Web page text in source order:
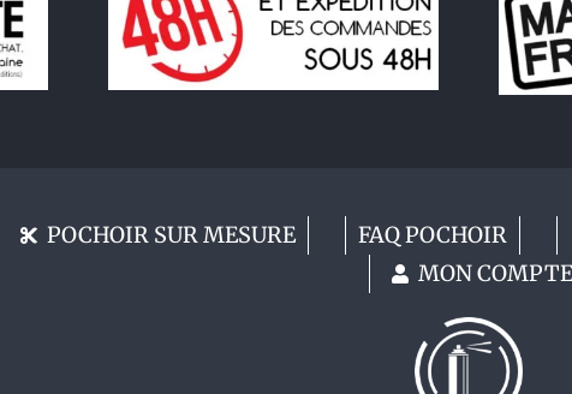
POCHOIR SUR MESURE FAQ POCHOIR
MON COMPTE